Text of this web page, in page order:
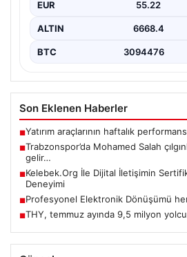
EUR 55.22
ALTIN 6668.4
BTC 3094476
Son Eklenen Haberler
■Yatırım araçlarının haftalık
■Trabzonspor’da Mohamed Salah
gelir…
■Kelebek.Org İle Dijital İletişimin
Deneyimi
■Profesyonel Elektronik Dönüşümü
■THY, temmuz ayında 9,5 milyon yolcu